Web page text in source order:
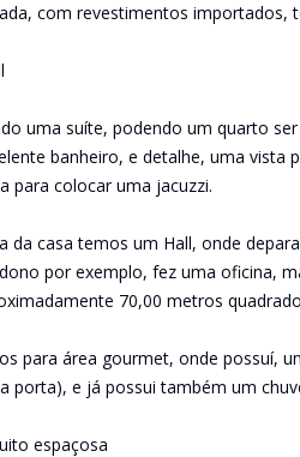
com revestimentos importados,
uma suíte, podendo um quarto
banheiro, e detalhe, uma vista
para colocar uma jacuzzi.
da casa temos um Hall, onde
por exemplo, fez uma oficina,
70,00 metros
para área gourmet, onde possuí,
porta), e já possui também um
espaçosa